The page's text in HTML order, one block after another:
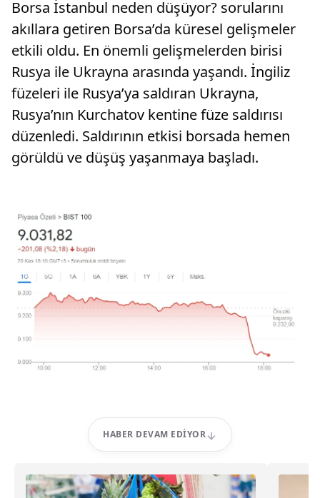
Borsa İstanbul neden düşüyor? sorularını
akıllara getiren Borsa’da küresel gelişmeler
etkili oldu. En önemli gelişmelerden birisi
Rusya ile Ukrayna arasında yaşandı. İngiliz
füzeleri ile Rusya’ya saldıran Ukrayna,
Rusya’nın Kurchatov kentine füze saldırısı
düzenledi. Saldırının etkisi borsada hemen
görüldü ve düşüş yaşanmaya başladı.
HABER DEVAM EDIYOR